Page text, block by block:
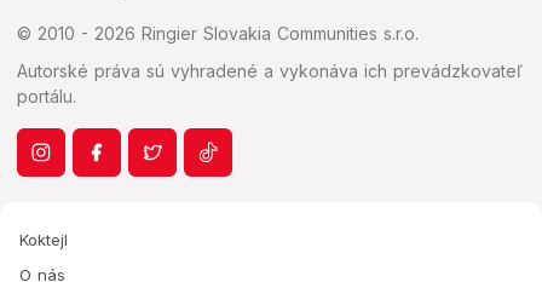
© 2010 - 2026 Ringier Slovakia Communities s.r.o.
Autorské práva sú vyhradené a vykonáva ich prevádzkovateľ
portálu.
Koktejl
O nás